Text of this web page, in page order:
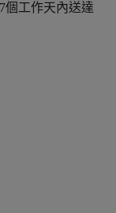
個工作天內送達